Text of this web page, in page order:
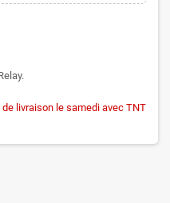
de livraison le samedi avec TNT